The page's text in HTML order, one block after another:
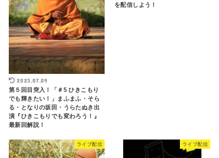
2023.07.09
第５回目突入！「＃5 ひきこもり
でも輝きたい！」まふまふ・そら
る・となりの坂田・うらたぬき出
演『ひきこもりでも変わろう！』
最新回解説！
を配信しよう！
ライブ配信 ライブ配信